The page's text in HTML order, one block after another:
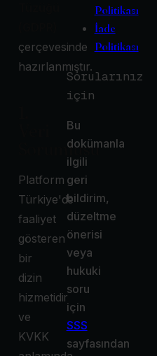
çerçevesinde
hazırlanmıştır.
Sorumlusu
Platform
Türkiye'de
faaliyet
gösteren
bir
dizin
hizmetidir
ve
KVKK
Politikası
İade
Politikası
Sorularınız
için
Bu
dokümanla
ilgili
geri
bildirim,
düzeltme
önerisi
veya
hukuki
soru
için
SSS
sayfasından